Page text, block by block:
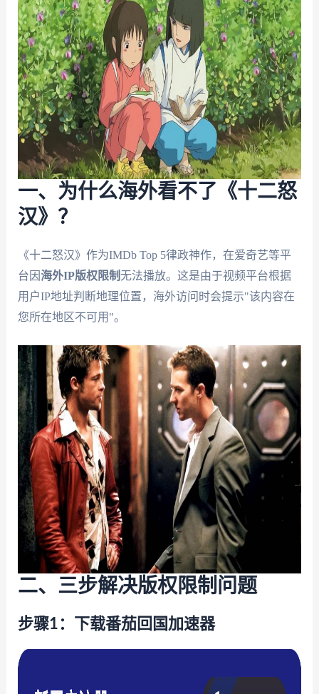
一、为什么海外看不了《十二怒
汉》？
《十二怒汉》作为IMDb Top 5律政神作，在爱奇艺等平
台因海外IP版权限制无法播放。这是由于视频平台根据
用户IP地址判断地理位置，海外访问时会提示"该内容在
您所在地区不可用"。
二、三步解决版权限制问题
步骤1：下载番茄回国加速器